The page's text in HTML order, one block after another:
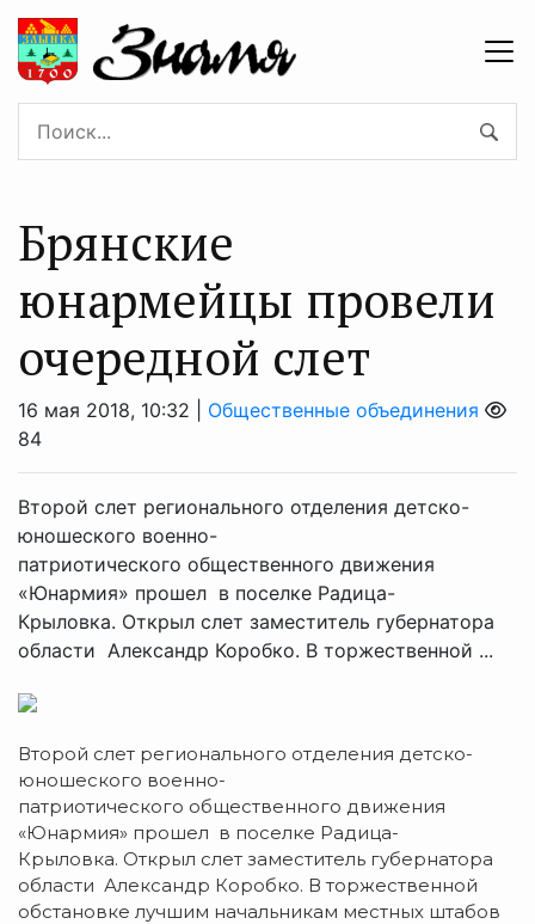
Брянские
юнармейцы провели
очередной слет
16 мая 2018, 10:32 | Общественные объединения
84
Второй слет регионального отделения детско-
юношеского военно-
патриотического общественного движения
«Юнармия» прошел в поселке Радица-
Крыловка. Открыл слет заместитель губернатора
области Александр Коробко. В торжественной ...
Второй слет регионального отделения детско-
юношеского военно-
патриотического общественного движения
«Юнармия» прошел в поселке Радица-
Крыловка. Открыл слет заместитель губернатора
области Александр Коробко. В торжественной
обстановке лучшим начальникам местных штабов